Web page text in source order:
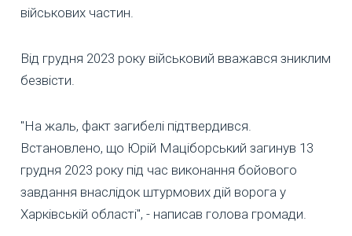
військових частин.
Від грудня 2023 року військовий вважався зниклим
безвісти.
"На жаль, факт загибелі підтвердився.
Встановлено, що Юрій Маціборський загинув 13
грудня 2023 року під час виконання бойового
завдання внаслідок штурмових дій ворога у
Харківській області", - написав голова громади.